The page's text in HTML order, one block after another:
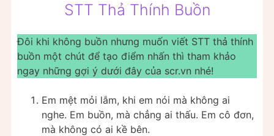
STT Thả Thính Buồn
Đôi khi không buồn nhưng muốn viết STT thả thính
buồn một chút để tạo điểm nhấn thì tham khảo
ngay những gợi ý dưới đây của scr.vn nhé!
Em mệt mỏi lắm, khi em nói mà không ai
nghe. Em buồn, mà chẳng ai thấu. Em cô đơn,
mà không có ai kề bên.